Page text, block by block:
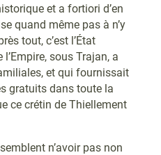
et a fortiori d’en
quand même pas à n’y
tout, c’est l’État
sous Trajan, a
et qui fournissait
gratuits dans toute la
ce crétin de Thiellement
n’avoir pas non